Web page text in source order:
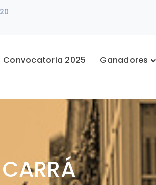
Convocatoria 2025 Ganadores